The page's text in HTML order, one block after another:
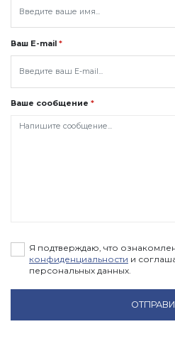
Ваш E-mail *
Ваше сообщение *
Я подтверждаю, что
конфиденциальности и
персональных данных.